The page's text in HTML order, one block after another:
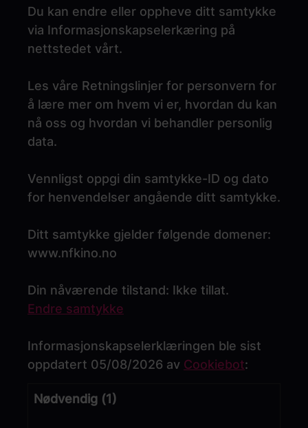
Du kan endre eller oppheve ditt samtykke
via Informasjonskapselerkæring på
nettstedet vårt.
Les våre Retningslinjer for personvern for
å lære mer om hvem vi er, hvordan du kan
nå oss og hvordan vi behandler personlig
data.
Vennligst oppgi din samtykke-ID og dato
for henvendelser angående ditt samtykke.
Ditt samtykke gjelder følgende domener:
www.nfkino.no
Din nåværende tilstand: Ikke tillat.
Endre samtykke
Informasjonskapselerklæringen ble sist
oppdatert 05/08/2026 av Cookiebot:
Nødvendig (1)